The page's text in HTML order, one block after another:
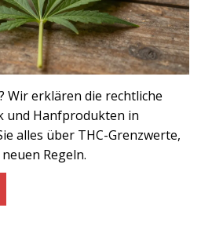
Wir erklären die rechtliche
und Hanfprodukten in
alles über THC-Grenzwerte,
Regeln.